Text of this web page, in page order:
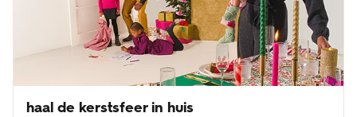
haal de kerstsfeer in huis